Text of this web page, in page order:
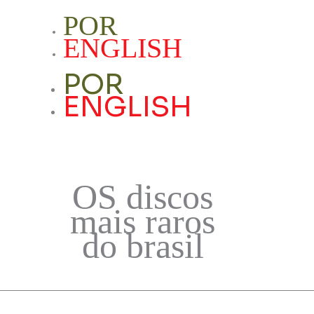
POR
ENGLISH
POR
ENGLISH
OS discos
mais raros
do brasil